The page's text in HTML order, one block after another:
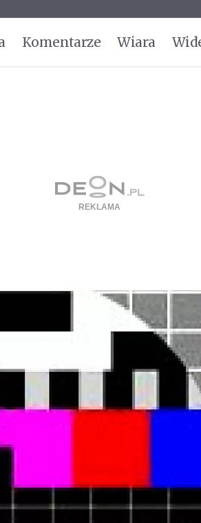
Komentarze Wiara